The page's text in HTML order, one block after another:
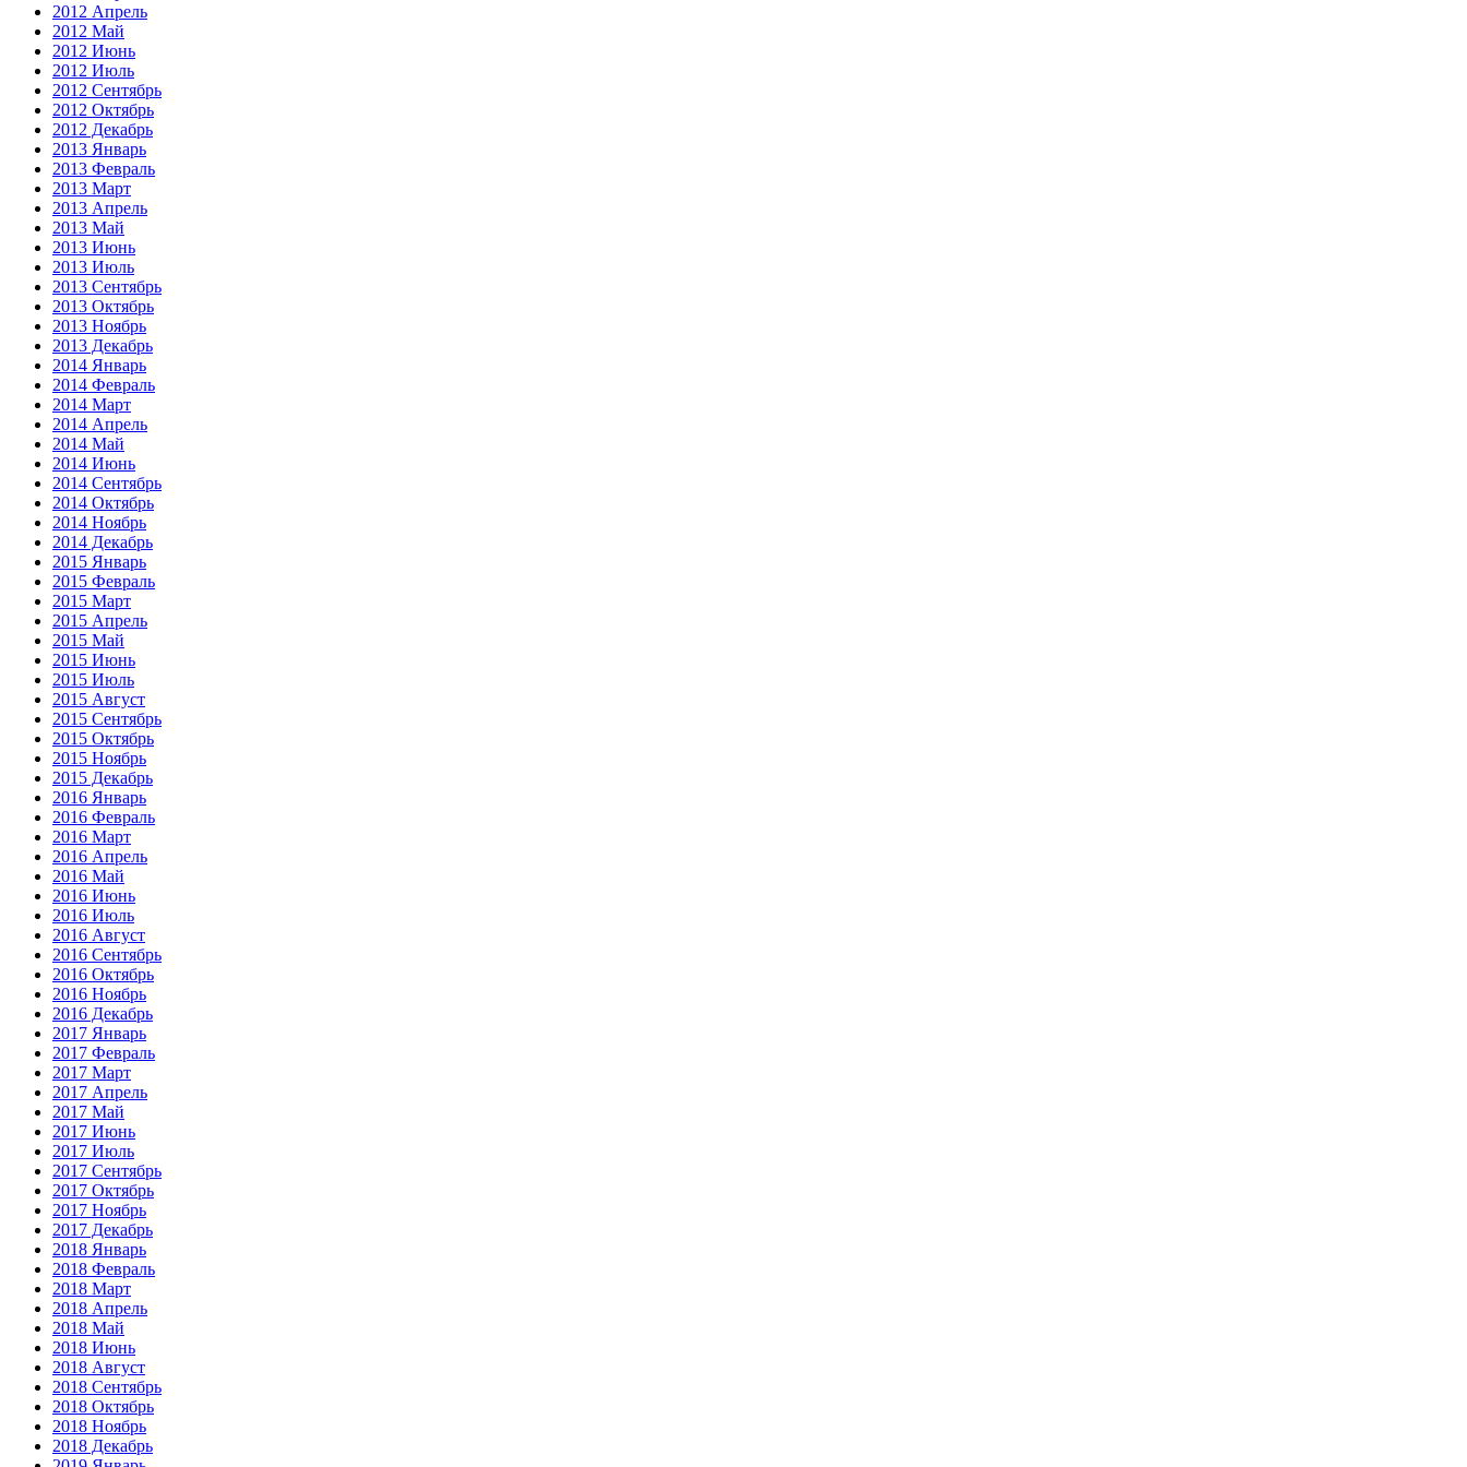
2012 Апрель
2012 Май
2012 Июнь
2012 Июль
2012 Сентябрь
2012 Октябрь
2012 Декабрь
2013 Январь
2013 Февраль
2013 Март
2013 Апрель
2013 Май
2013 Июнь
2013 Июль
2013 Сентябрь
2013 Октябрь
2013 Ноябрь
2013 Декабрь
2014 Январь
2014 Февраль
2014 Март
2014 Апрель
2014 Май
2014 Июнь
2014 Сентябрь
2014 Октябрь
2014 Ноябрь
2014 Декабрь
2015 Январь
2015 Февраль
2015 Март
2015 Апрель
2015 Май
2015 Июнь
2015 Июль
2015 Август
2015 Сентябрь
2015 Октябрь
2015 Ноябрь
2015 Декабрь
2016 Январь
2016 Февраль
2016 Март
2016 Апрель
2016 Май
2016 Июнь
2016 Июль
2016 Август
2016 Сентябрь
2016 Октябрь
2016 Ноябрь
2016 Декабрь
2017 Январь
2017 Февраль
2017 Март
2017 Апрель
2017 Май
2017 Июнь
2017 Июль
2017 Сентябрь
2017 Октябрь
2017 Ноябрь
2017 Декабрь
2018 Январь
2018 Февраль
2018 Март
2018 Апрель
2018 Май
2018 Июнь
2018 Август
2018 Сентябрь
2018 Октябрь
2018 Ноябрь
2018 Декабрь